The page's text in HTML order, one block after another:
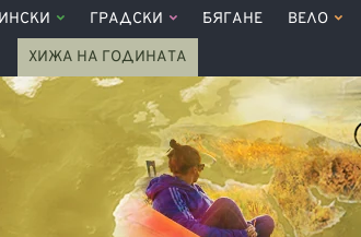
ГРАДСКИ БЯГАНЕ ВЕЛО
ХИЖА НА ГОДИНАТА